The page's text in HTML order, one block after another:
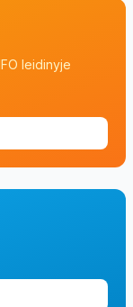
leidinyje